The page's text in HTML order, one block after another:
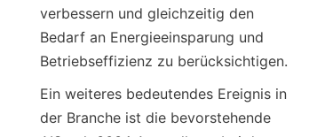
verbessern und gleichzeitig den
Bedarf an Energieeinsparung und
Betriebseffizienz zu berücksichtigen.
Ein weiteres bedeutendes Ereignis in
der Branche ist die bevorstehende